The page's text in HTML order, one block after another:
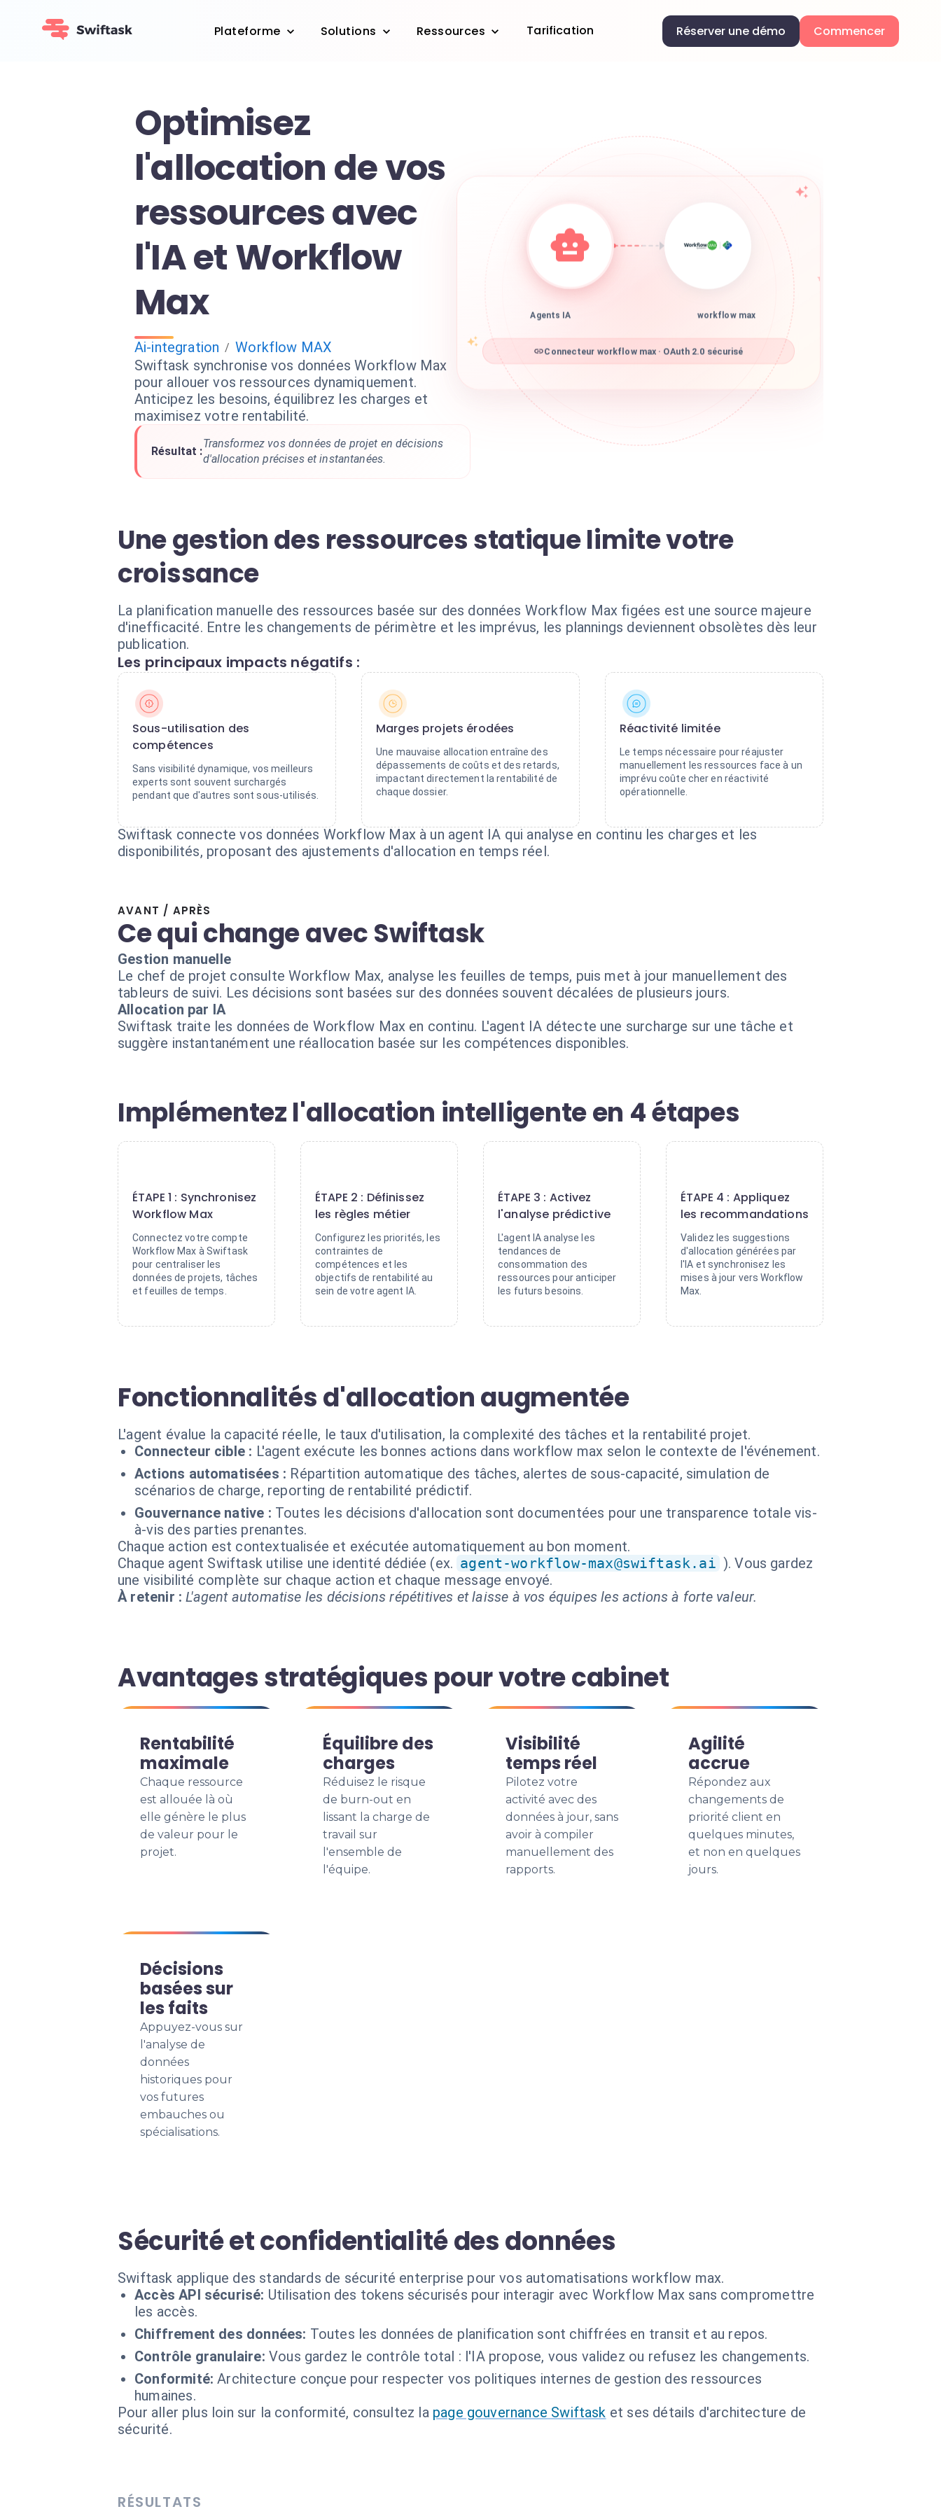
Plateforme Solutions Ressources Tarification Réserver une démo Commencer
Optimisez
l'allocation de vos
ressources avec
l'IA et Workflow
Max
Ai-integration / Workflow MAX
Swiftask synchronise vos données Workflow Max
pour allouer vos ressources dynamiquement.
Anticipez les besoins, équilibrez les charges et
maximisez votre rentabilité.
Résultat :
Transformez vos données de projet en décisions
d'allocation précises et instantanées.
Agents IA workflow max
Connecteur workflow max · OAuth 2.0 sécurisé
Une gestion des ressources statique limite votre
croissance
La planification manuelle des ressources basée sur des données Workflow Max figées est une source majeure
d'inefficacité. Entre les changements de périmètre et les imprévus, les plannings deviennent obsolètes dès leur
publication.
Les principaux impacts négatifs :
Sous-utilisation des
compétences
Sans visibilité dynamique, vos meilleurs
experts sont souvent surchargés
pendant que d'autres sont sous-utilisés.
Marges projets érodées
Une mauvaise allocation entraîne des
dépassements de coûts et des retards,
impactant directement la rentabilité de
chaque dossier.
Réactivité limitée
Le temps nécessaire pour réajuster
manuellement les ressources face à un
imprévu coûte cher en réactivité
opérationnelle.
Swiftask connecte vos données Workflow Max à un agent IA qui analyse en continu les charges et les
disponibilités, proposant des ajustements d'allocation en temps réel.
AVANT / APRÈS
Ce qui change avec Swiftask
Gestion manuelle
Le chef de projet consulte Workflow Max, analyse les feuilles de temps, puis met à jour manuellement des
tableurs de suivi. Les décisions sont basées sur des données souvent décalées de plusieurs jours.
Allocation par IA
Swiftask traite les données de Workflow Max en continu. L'agent IA détecte une surcharge sur une tâche et
suggère instantanément une réallocation basée sur les compétences disponibles.
Implémentez l'allocation intelligente en 4 étapes
ÉTAPE 1 : Synchronisez
Workflow Max
Connectez votre compte
Workflow Max à Swiftask
pour centraliser les
données de projets, tâches
et feuilles de temps.
ÉTAPE 2 : Définissez
les règles métier
Configurez les priorités, les
contraintes de
compétences et les
objectifs de rentabilité au
sein de votre agent IA.
ÉTAPE 3 : Activez
l'analyse prédictive
L'agent IA analyse les
tendances de
consommation des
ressources pour anticiper
les futurs besoins.
ÉTAPE 4 : Appliquez
les recommandations
Validez les suggestions
d'allocation générées par
l'IA et synchronisez les
mises à jour vers Workflow
Max.
Fonctionnalités d'allocation augmentée
L'agent évalue la capacité réelle, le taux d'utilisation, la complexité des tâches et la rentabilité projet.
Connecteur cible : L'agent exécute les bonnes actions dans workflow max selon le contexte de l'événement.
Actions automatisées : Répartition automatique des tâches, alertes de sous-capacité, simulation de
scénarios de charge, reporting de rentabilité prédictif.
Gouvernance native : Toutes les décisions d'allocation sont documentées pour une transparence totale vis-
à-vis des parties prenantes.
Chaque action est contextualisée et exécutée automatiquement au bon moment.
Chaque agent Swiftask utilise une identité dédiée (ex. agent-workflow-max@swiftask.ai ). Vous gardez
une visibilité complète sur chaque action et chaque message envoyé.
À retenir : L'agent automatise les décisions répétitives et laisse à vos équipes les actions à forte valeur.
Avantages stratégiques pour votre cabinet
Rentabilité
maximale
Chaque ressource
est allouée là où
elle génère le plus
de valeur pour le
projet.
Équilibre des
charges
Réduisez le risque
de burn-out en
lissant la charge de
travail sur
l'ensemble de
l'équipe.
Visibilité
temps réel
Pilotez votre
activité avec des
données à jour, sans
avoir à compiler
manuellement des
rapports.
Agilité
accrue
Répondez aux
changements de
priorité client en
quelques minutes,
et non en quelques
jours.
Décisions
basées sur
les faits
Appuyez-vous sur
l'analyse de
données
historiques pour
vos futures
embauches ou
spécialisations.
Sécurité et confidentialité des données
Swiftask applique des standards de sécurité enterprise pour vos automatisations workflow max.
Accès API sécurisé: Utilisation des tokens sécurisés pour interagir avec Workflow Max sans compromettre
les accès.
Chiffrement des données: Toutes les données de planification sont chiffrées en transit et au repos.
Contrôle granulaire: Vous gardez le contrôle total : l'IA propose, vous validez ou refusez les changements.
Conformité: Architecture conçue pour respecter vos politiques internes de gestion des ressources
humaines.
Pour aller plus loin sur la conformité, consultez la page gouvernance Swiftask et ses détails d'architecture de
sécurité.
RÉSULTATS